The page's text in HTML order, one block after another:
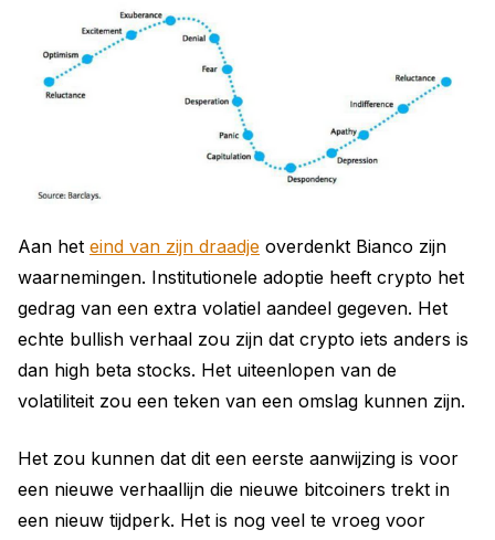
Aan het eind van zijn draadje overdenkt Bianco zijn
waarnemingen. Institutionele adoptie heeft crypto het
gedrag van een extra volatiel aandeel gegeven. Het
echte bullish verhaal zou zijn dat crypto iets anders is
dan high beta stocks. Het uiteenlopen van de
volatiliteit zou een teken van een omslag kunnen zijn.
Het zou kunnen dat dit een eerste aanwijzing is voor
een nieuwe verhaallijn die nieuwe bitcoiners trekt in
een nieuw tijdperk. Het is nog veel te vroeg voor